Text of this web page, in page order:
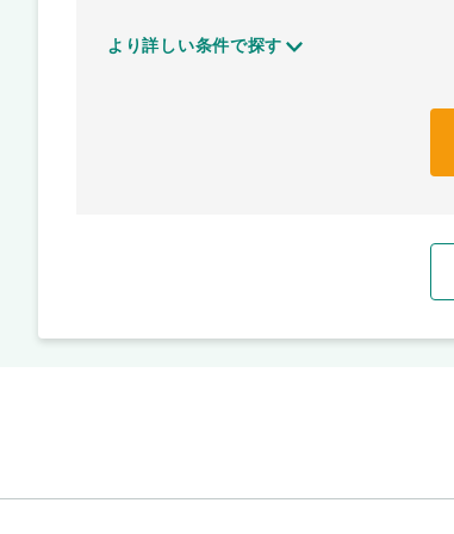
より詳しい条件で探す